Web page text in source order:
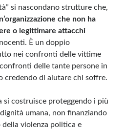
si nascondano strutture che,
che non ha
o legittimare attacchi
È un doppio
nei confronti delle vittime
delle tante persone in
credendo di aiutare chi soffre.
si costruisce proteggendo i più
umana, non finanziando
violenza politica e